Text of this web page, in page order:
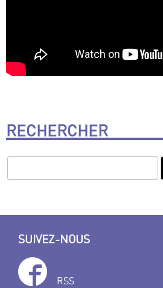
RECHERCHER
SUIVEZ-NOUS
RSS